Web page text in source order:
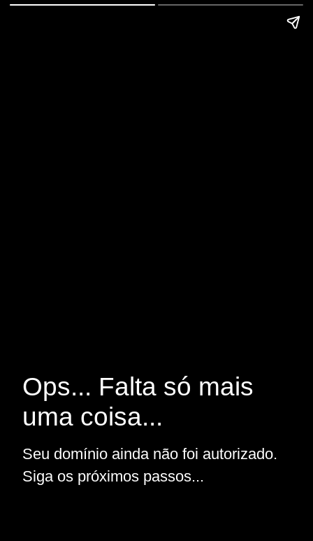
Ops... Falta só mais
uma coisa...
Seu domínio ainda não foi autorizado.
Siga os próximos passos...